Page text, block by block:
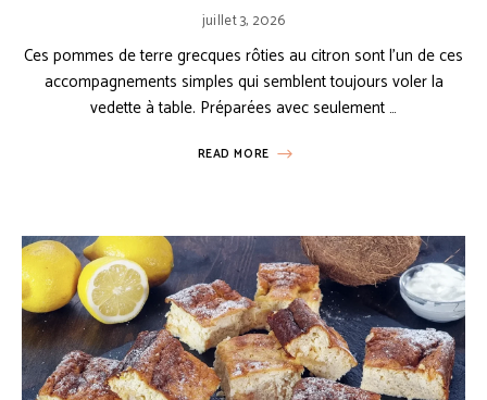
juillet 3, 2026
Ces pommes de terre grecques rôties au citron sont l’un de ces
accompagnements simples qui semblent toujours voler la
vedette à table. Préparées avec seulement …
READ MORE